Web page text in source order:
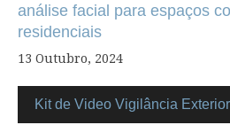
análise facial para espaços
residenciais
13 Outubro, 2024
Kit de Video Vigilância Exterior